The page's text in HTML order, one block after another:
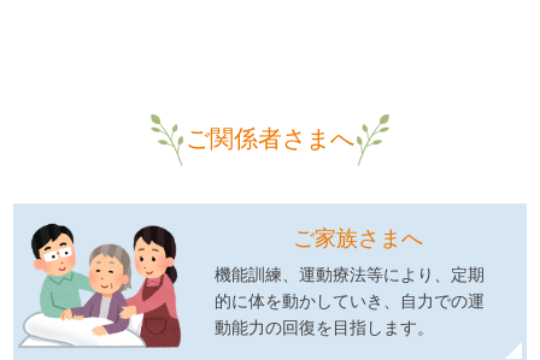
ご関係者さまへ
ご家族さまへ
機能訓練、運動療法等により、定期
的に体を動かしていき、自力での運
動能力の回復を目指します。